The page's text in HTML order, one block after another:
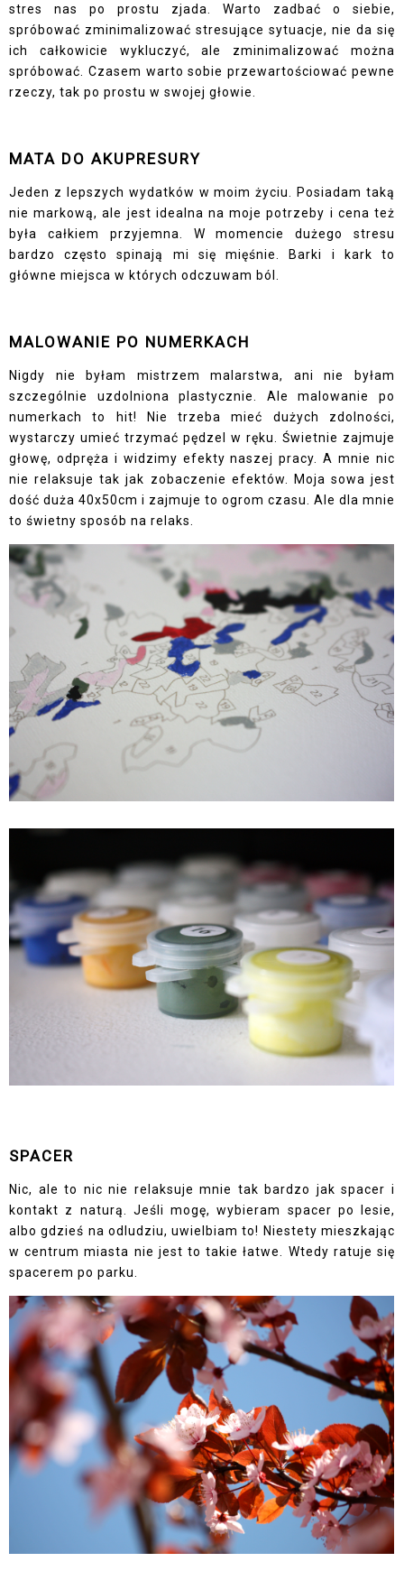
stres nas po prostu zjada. Warto zadbać o siebie,
spróbować zminimalizować stresujące sytuacje, nie da się
ich całkowicie wykluczyć, ale zminimalizować można
spróbować. Czasem warto sobie przewartościować pewne
rzeczy, tak po prostu w swojej głowie.
MATA DO AKUPRESURY
Jeden z lepszych wydatków w moim życiu. Posiadam taką
nie markową, ale jest idealna na moje potrzeby i cena też
była całkiem przyjemna. W momencie dużego stresu
bardzo często spinają mi się mięśnie. Barki i kark to
główne miejsca w których odczuwam ból.
MALOWANIE PO NUMERKACH
Nigdy nie byłam mistrzem malarstwa, ani nie byłam
szczególnie uzdolniona plastycznie. Ale malowanie po
numerkach to hit! Nie trzeba mieć dużych zdolności,
wystarczy umieć trzymać pędzel w ręku. Świetnie zajmuje
głowę, odpręża i widzimy efekty naszej pracy. A mnie nic
nie relaksuje tak jak zobaczenie efektów. Moja sowa jest
dość duża 40x50cm i zajmuje to ogrom czasu. Ale dla mnie
to świetny sposób na relaks.
SPACER
Nic, ale to nic nie relaksuje mnie tak bardzo jak spacer i
kontakt z naturą. Jeśli mogę, wybieram spacer po lesie,
albo gdzieś na odludziu, uwielbiam to! Niestety mieszkając
w centrum miasta nie jest to takie łatwe. Wtedy ratuje się
spacerem po parku.